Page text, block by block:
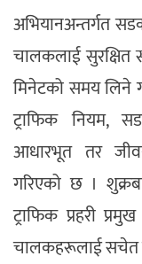
अभियानअन्तर्गत
चालकलाई सुरक्षित
मिनेटको समय लिने
ट्राफिक नियम,
आधारभूत तर
गरिएको छ ।
ट्राफिक प्रहरी
चालकहरूलाई सचेत